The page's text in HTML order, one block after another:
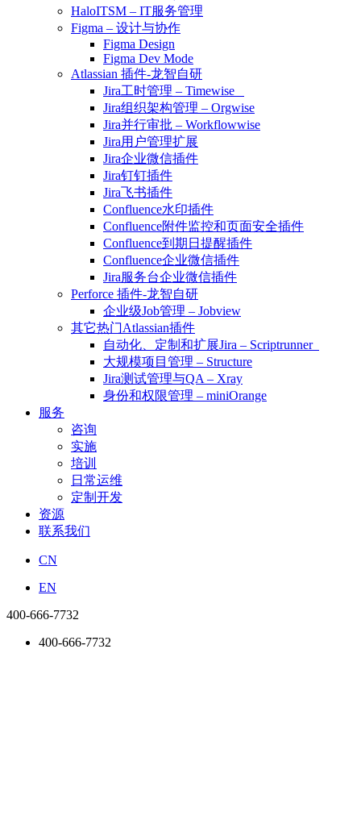
HaloITSM – IT服务管理
Figma – 设计与协作
Figma Design
Figma Dev Mode
Atlassian 插件-龙智自研
Jira工时管理 – Timewise
Jira组织架构管理 – Orgwise
Jira并行审批 – Workflowwise
Jira用户管理扩展
Jira企业微信插件
Jira钉钉插件
Jira飞书插件
Confluence水印插件
Confluence附件监控和页面安全插件
Confluence到期日提醒插件
Confluence企业微信插件
Jira服务台企业微信插件
Perforce 插件-龙智自研
企业级Job管理 – Jobview
其它热门Atlassian插件
自动化、定制和扩展Jira – Scriptrunner
大规模项目管理 – Structure
Jira测试管理与QA – Xray
身份和权限管理 – miniOrange
服务
咨询
实施
培训
日常运维
定制开发
资源
联系我们
CN
EN
400-666-7732
400-666-7732